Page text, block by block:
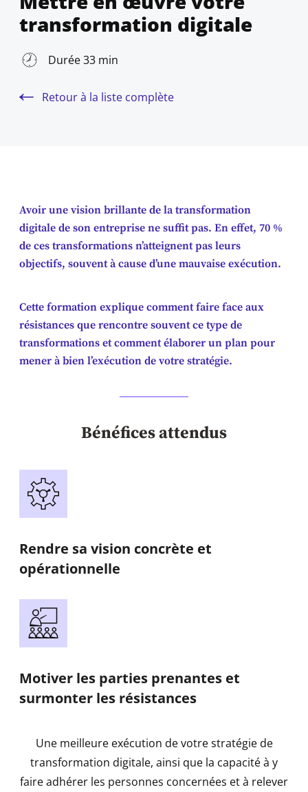
transformation digitale
Durée 33 min
Retour à la liste complète
Avoir une vision brillante de la transformation
digitale de son entreprise ne suffit pas. En effet, 70 %
de ces transformations n’atteignent pas leurs
objectifs, souvent à cause d’une mauvaise exécution.
Cette formation explique comment faire face aux
résistances que rencontre souvent ce type de
transformations et comment élaborer un plan pour
mener à bien l’exécution de votre stratégie.
Bénéfices attendus
Rendre sa vision concrète et
opérationnelle
Motiver les parties prenantes et
surmonter les résistances
Une meilleure exécution de votre stratégie de
transformation digitale, ainsi que la capacité à y
faire adhérer les personnes concernées et à relever